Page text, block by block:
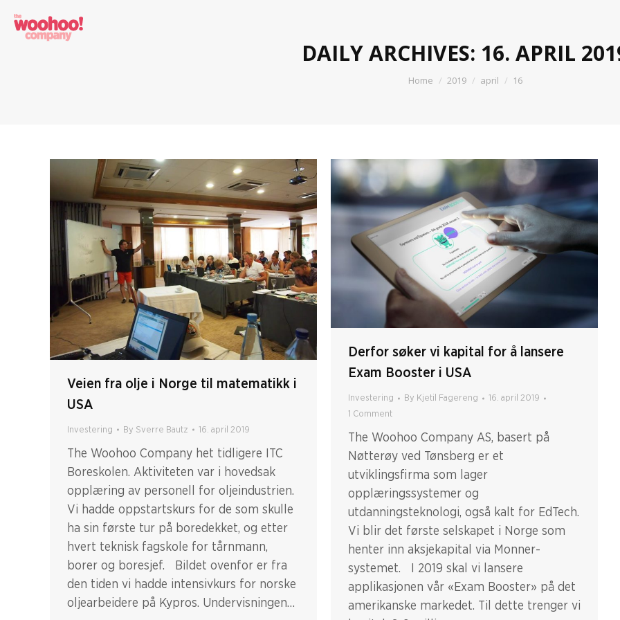
DAILY ARCHIVES: 16. APRIL
You are here:
Home 2019 april 16
Veien fra olje i Norge til matematikk i
USA
Investering By Sverre Bautz 16. april 2019
The Woohoo Company het tidligere ITC
Boreskolen. Aktiviteten var i hovedsak
opplæring av personell for oljeindustrien.
Vi hadde oppstartskurs for de som skulle
ha sin første tur på boredekket, og etter
hvert teknisk fagskole for tårnmann,
borer og boresjef. Bildet ovenfor er fra
den tiden vi hadde intensivkurs for norske
oljearbeidere på Kypros. Undervisningen…
Derfor søker vi kapital for å lansere
Exam Booster i USA
Investering By Kjetil Fagereng
16. april 2019
1 Comment
The Woohoo Company AS, basert på
Nøtterøy ved Tønsberg er et
utviklingsfirma som lager
opplæringssystemer og
utdanningsteknologi, også kalt for EdTech.
Vi blir det første selskapet i Norge som
henter inn aksjekapital via Monner-
systemet. I 2019 skal vi lansere
applikasjonen vår «Exam Booster» på det
amerikanske markedet. Til dette trenger vi